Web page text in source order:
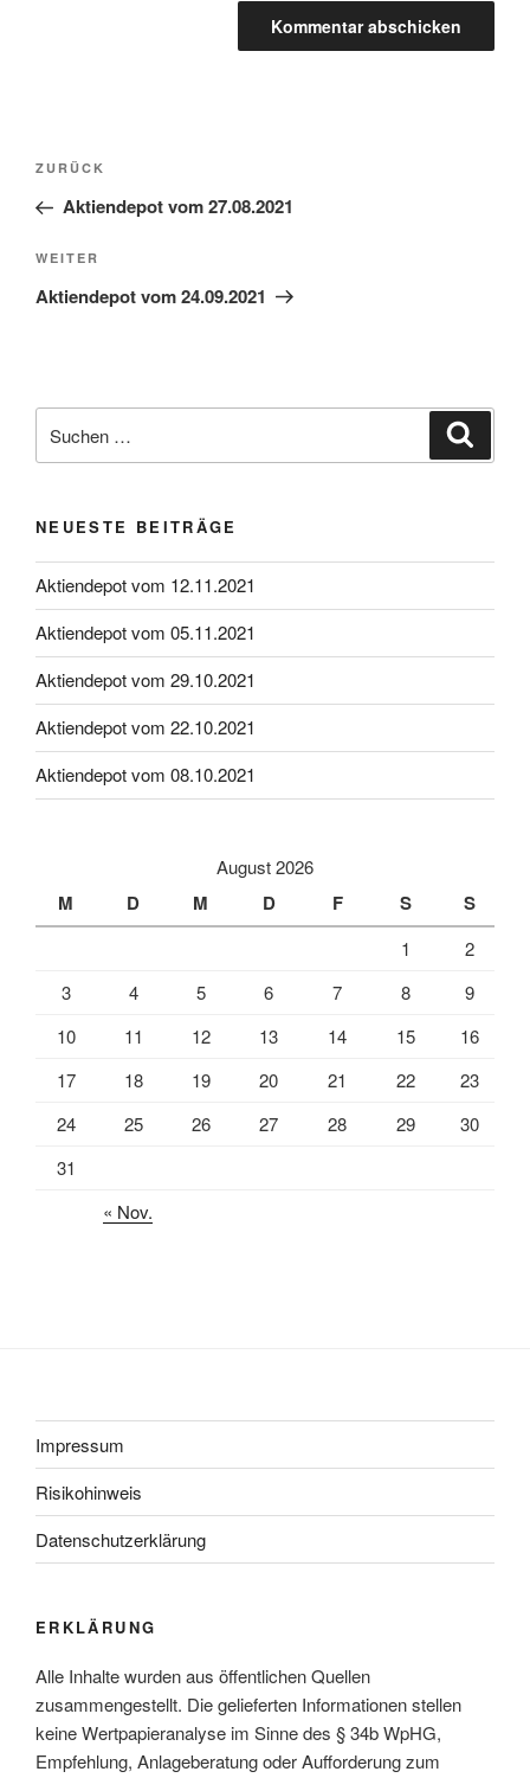
Beitragsnavigation
Vorheriger
Beitrag
ZURÜCK
Aktiendepot vom 27.08.2021
Nächster
Beitrag
WEITER
Aktiendepot vom 24.09.2021
nach:
NEUESTE BEITRÄGE
Aktiendepot vom 12.11.2021
Aktiendepot vom 05.11.2021
Aktiendepot vom 29.10.2021
Aktiendepot vom 22.10.2021
Aktiendepot vom 08.10.2021
August 2026
M D M D F S S
1
2
3
4 5 6 7 8
9
10
11 12 13 14 15
16
17
18 19 20 21 22
23
24
25 26 27 28 29
30
31
« Nov.
Impressum
Risikohinweis
Datenschutzerklärung
ERKLÄRUNG
Alle Inhalte wurden aus öffentlichen Quellen
zusammengestellt. Die gelieferten Informationen stellen
keine Wertpapieranalyse im Sinne des § 34b WpHG,
Empfehlung, Anlageberatung oder Aufforderung zum